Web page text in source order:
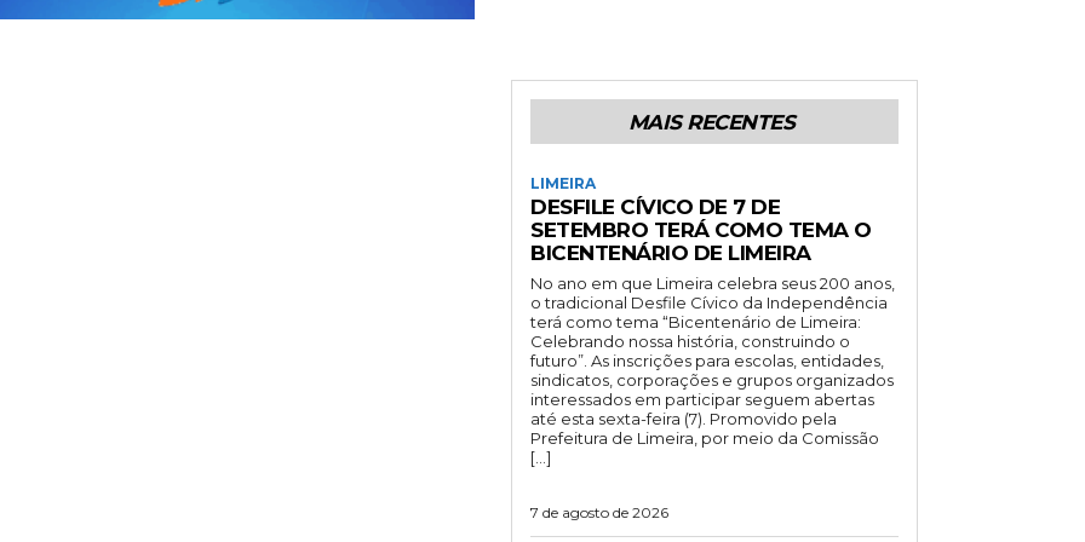
MAIS RECENTES
LIMEIRA
DESFILE CÍVICO DE 7 DE
SETEMBRO TERÁ COMO TEMA O
BICENTENÁRIO DE LIMEIRA
No ano em que Limeira celebra seus 200 anos,
o tradicional Desfile Cívico da Independência
terá como tema “Bicentenário de Limeira:
Celebrando nossa história, construindo o
futuro”. As inscrições para escolas, entidades,
sindicatos, corporações e grupos organizados
interessados em participar seguem abertas
até esta sexta-feira (7). Promovido pela
Prefeitura de Limeira, por meio da Comissão
[…]
7 de agosto de 2026